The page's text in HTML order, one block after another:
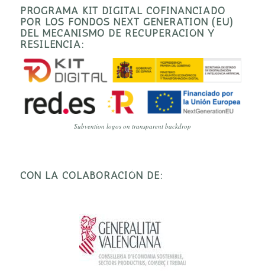
PROGRAMA KIT DIGITAL COFINANCIADO
POR LOS FONDOS NEXT GENERATION (EU)
DEL MECANISMO DE RECUPERACIÓN Y
RESILENCIA:
Subvention logos on transparent backdrop
CON LA COLABORACIÓN DE: